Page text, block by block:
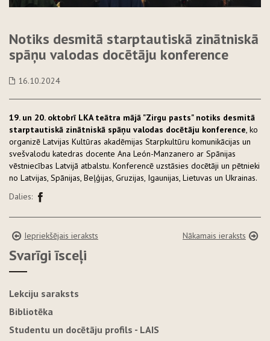
Notiks desmitā starptautiskā zinātniskā
spāņu valodas docētāju konference
16.10.2024
19. un 20. oktobrī LKA teātra mājā "Zirgu pasts" notiks desmitā
starptautiskā zinātniskā spāņu valodas docētāju konference, ko
organizē Latvijas Kultūras akadēmijas Starpkultūru komunikācijas un
svešvalodu katedras docente Ana León-Manzanero ar Spānijas
vēstniecības Latvijā atbalstu. Konferencē uzstāsies docētāji un pētnieki
no Latvijas, Spānijas, Beļģijas, Gruzijas, Igaunijas, Lietuvas un Ukrainas.
Dalies:
Iepriekšējais ieraksts Nākamais ieraksts
Svarīgi īsceļi
Lekciju saraksts
Bibliotēka
Studentu un docētāju profils - LAIS